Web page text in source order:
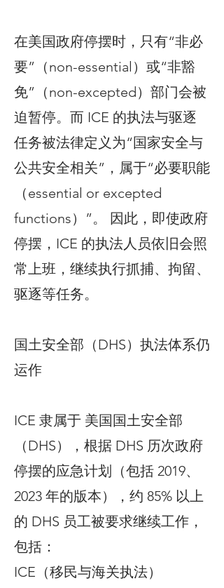
在美国政府停摆时，只有“非必
要”（non-essential）或“非豁
免”（non-excepted）部门会被
迫暂停。而 ICE 的执法与驱逐
任务被法律定义为“国家安全与
公共安全相关”，属于“必要职能
（essential or excepted
functions）”。 因此，即使政府
停摆，ICE 的执法人员依旧会照
常上班，继续执行抓捕、拘留、
驱逐等任务。
国土安全部（DHS）执法体系仍
运作
ICE 隶属于 美国国土安全部
（DHS），根据 DHS 历次政府
停摆的应急计划（包括 2019、
2023 年的版本），约 85% 以上
的 DHS 员工被要求继续工作，
包括：
ICE（移民与海关执法）